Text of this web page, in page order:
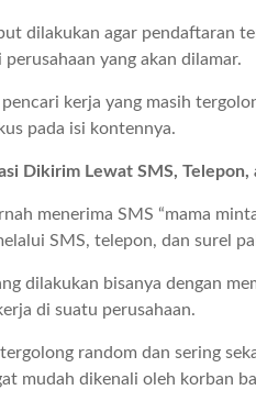
dilakukan agar pendaftaran
perusahaan yang akan dilamar.
pencari kerja yang masih
pada isi kontennya.
Dikirim Lewat SMS,
menerima SMS “mama
SMS, telepon, dan surel
dilakukan bisanya dengan
di suatu perusahaan.
random dan sering
mudah dikenali oleh korban